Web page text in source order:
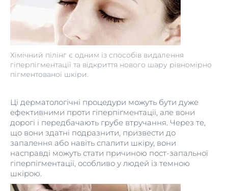
Хімічний пілінг є одним із способів видалення
гіперпігментації та відкриття нового шару рівномірно
пігментованої шкіри.
Ці дерматологічні процедури можуть бути дуже
ефективними проти гіперпігментації, але вони
дорогі і передбачають грубе втручання. Через те,
що вони здатні подразнити, призвести до
запалення або навіть спалити шкіру, вони
насправді можуть стати причиною пост-запальної
гіперпігментації, особливо у людей із темною
шкірою.